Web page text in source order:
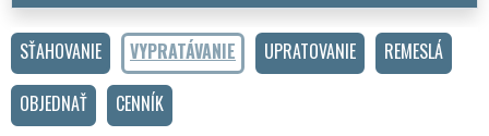
SŤAHOVANIE VYPRATÁVANIE UPRATOVANIE
REMESLÁ
OBJEDNAŤ
CENNÍK